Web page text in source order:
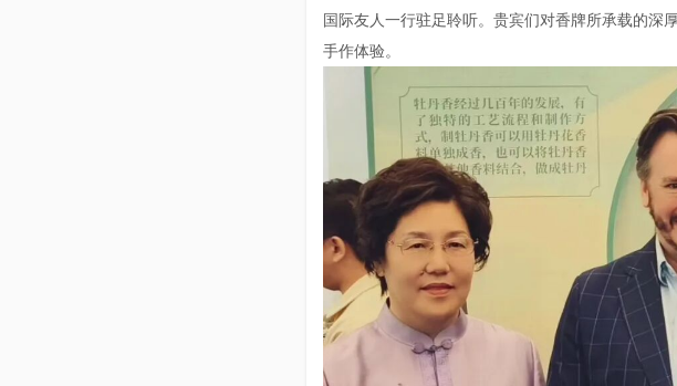
国际友人一行驻足聆听。贵宾们对香牌所承载的深
手作体验。